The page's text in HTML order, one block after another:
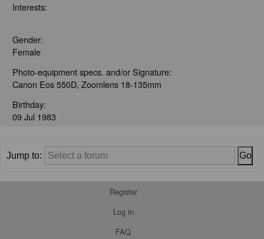
Interests:
Gender:
Female
Photo-equipment specs. and/or Signature:
Canon Eos 550D, Zoomlens 18-135mm
Birthday:
09 Jul 1983
Jump to:
Register
Log in
FAQ